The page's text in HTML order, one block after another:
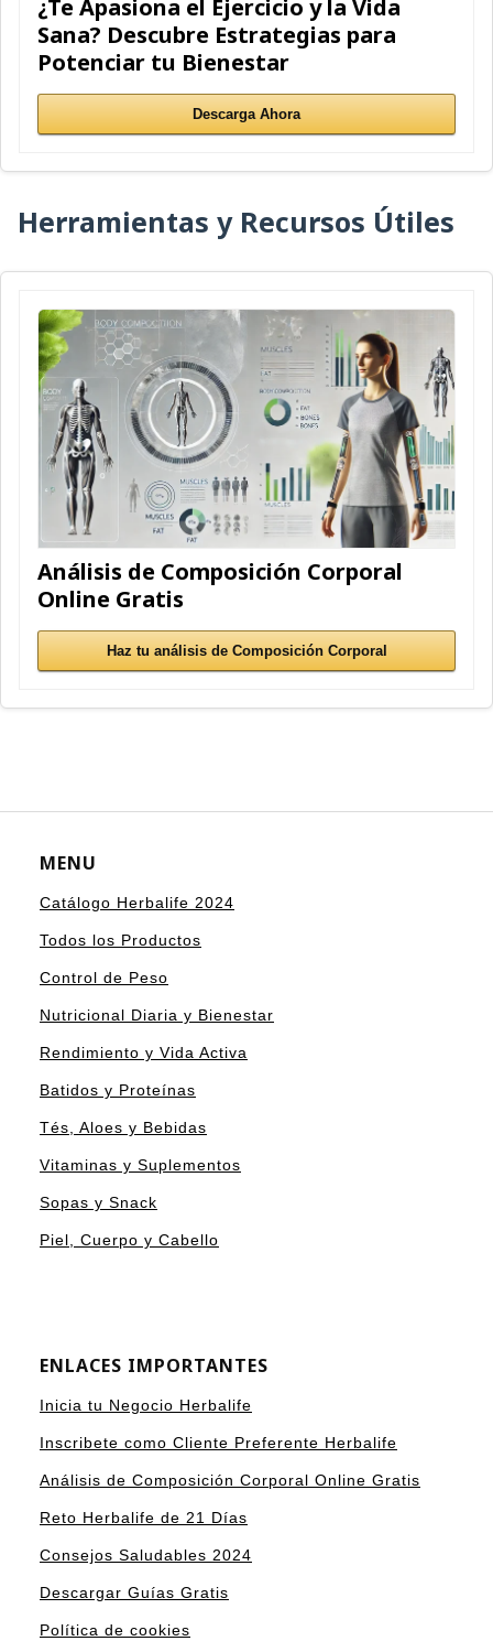
¿Te Apasiona el Ejercicio y la Vida
Sana? Descubre Estrategias para
Potenciar tu Bienestar
Descarga Ahora
Herramientas y Recursos Útiles
Análisis de Composición Corporal
Online Gratis
Haz tu análisis de Composición Corporal
MENU
Catálogo Herbalife 2024
Todos los Productos
Control de Peso
Nutricional Diaria y Bienestar
Rendimiento y Vida Activa
Batidos y Proteínas
Tés, Aloes y Bebidas
Vitaminas y Suplementos
Sopas y Snack
Piel, Cuerpo y Cabello
ENLACES IMPORTANTES
Inicia tu Negocio Herbalife
Inscribete como Cliente Preferente Herbalife
Análisis de Composición Corporal Online Gratis
Reto Herbalife de 21 Días
Consejos Saludables 2024
Descargar Guías Gratis
Política de cookies